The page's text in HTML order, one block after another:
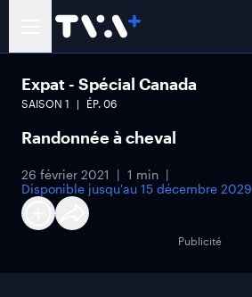
Expat - Spécial Canada
SAISON 1 ÉP. 06
Randonnée à cheval
26 février 2021
1 min
Disponible jusqu'au 15 décembre 2029
Publicité